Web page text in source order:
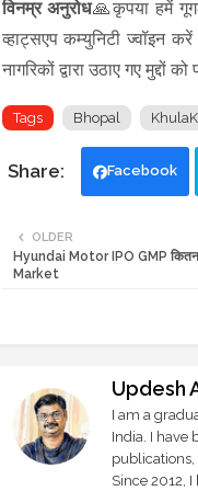
विनम्र अनुरोध🙏कृपया हमें
व्हाट्सएप कम्युनिटी ज्वॉइन
नागरिकों द्वारा उठाए गए
Tags Bhopal
Facebook
OLDER
Hyundai Motor IPO GMP कितना
Market
Updesh
I am a
India. I have
publications,
Since 2012,